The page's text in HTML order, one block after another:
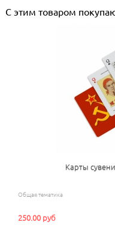
С этим товаром
Карты
Общая тематика
250.00 руб